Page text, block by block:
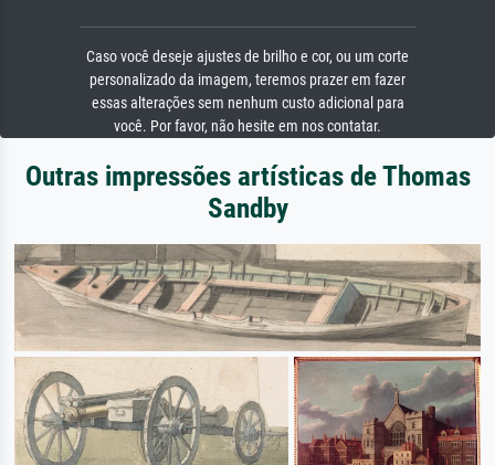
Caso você deseje ajustes de brilho e cor, ou um corte
personalizado da imagem, teremos prazer em fazer
essas alterações sem nenhum custo adicional para
você. Por favor, não hesite em nos contatar.
Outras impressões artísticas de Thomas
Sandby